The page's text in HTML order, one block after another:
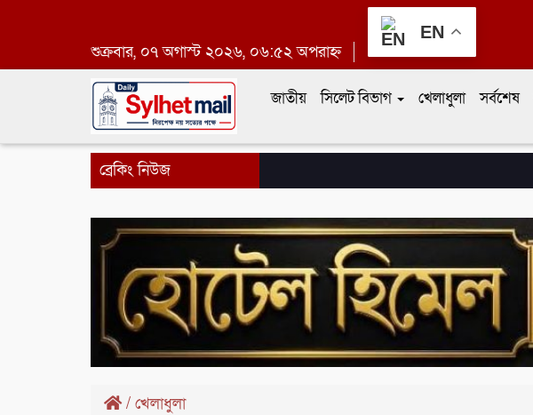
শুক্রবার, ০৭ অগাস্ট ২০২৬, ০৬:৫২ অপরাহ্ন
EN
জাতীয় সিলেট বিভাগ খেলাধুলা সর্বশেষ
ব্রেকিং নিউজ
/ খেলাধুলা